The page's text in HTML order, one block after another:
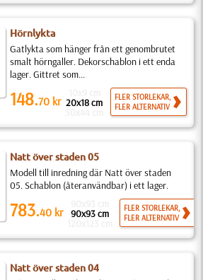
Hörnlykta
Gatlykta som hänger från ett genombrutet
smalt hörngaller. Dekorschablon i ett enda
lager. Gittret som...
148.70 kr 20x18 cm
FLER STORLEKAR,
FLER ALTERNATIV
Natt över staden 05
Modell till inredning där Natt över staden
05. Schablon (återanvändbar) i ett lager.
783.40 kr 90x93 cm
FLER STORLEKAR,
FLER ALTERNATIV
Natt över staden 04